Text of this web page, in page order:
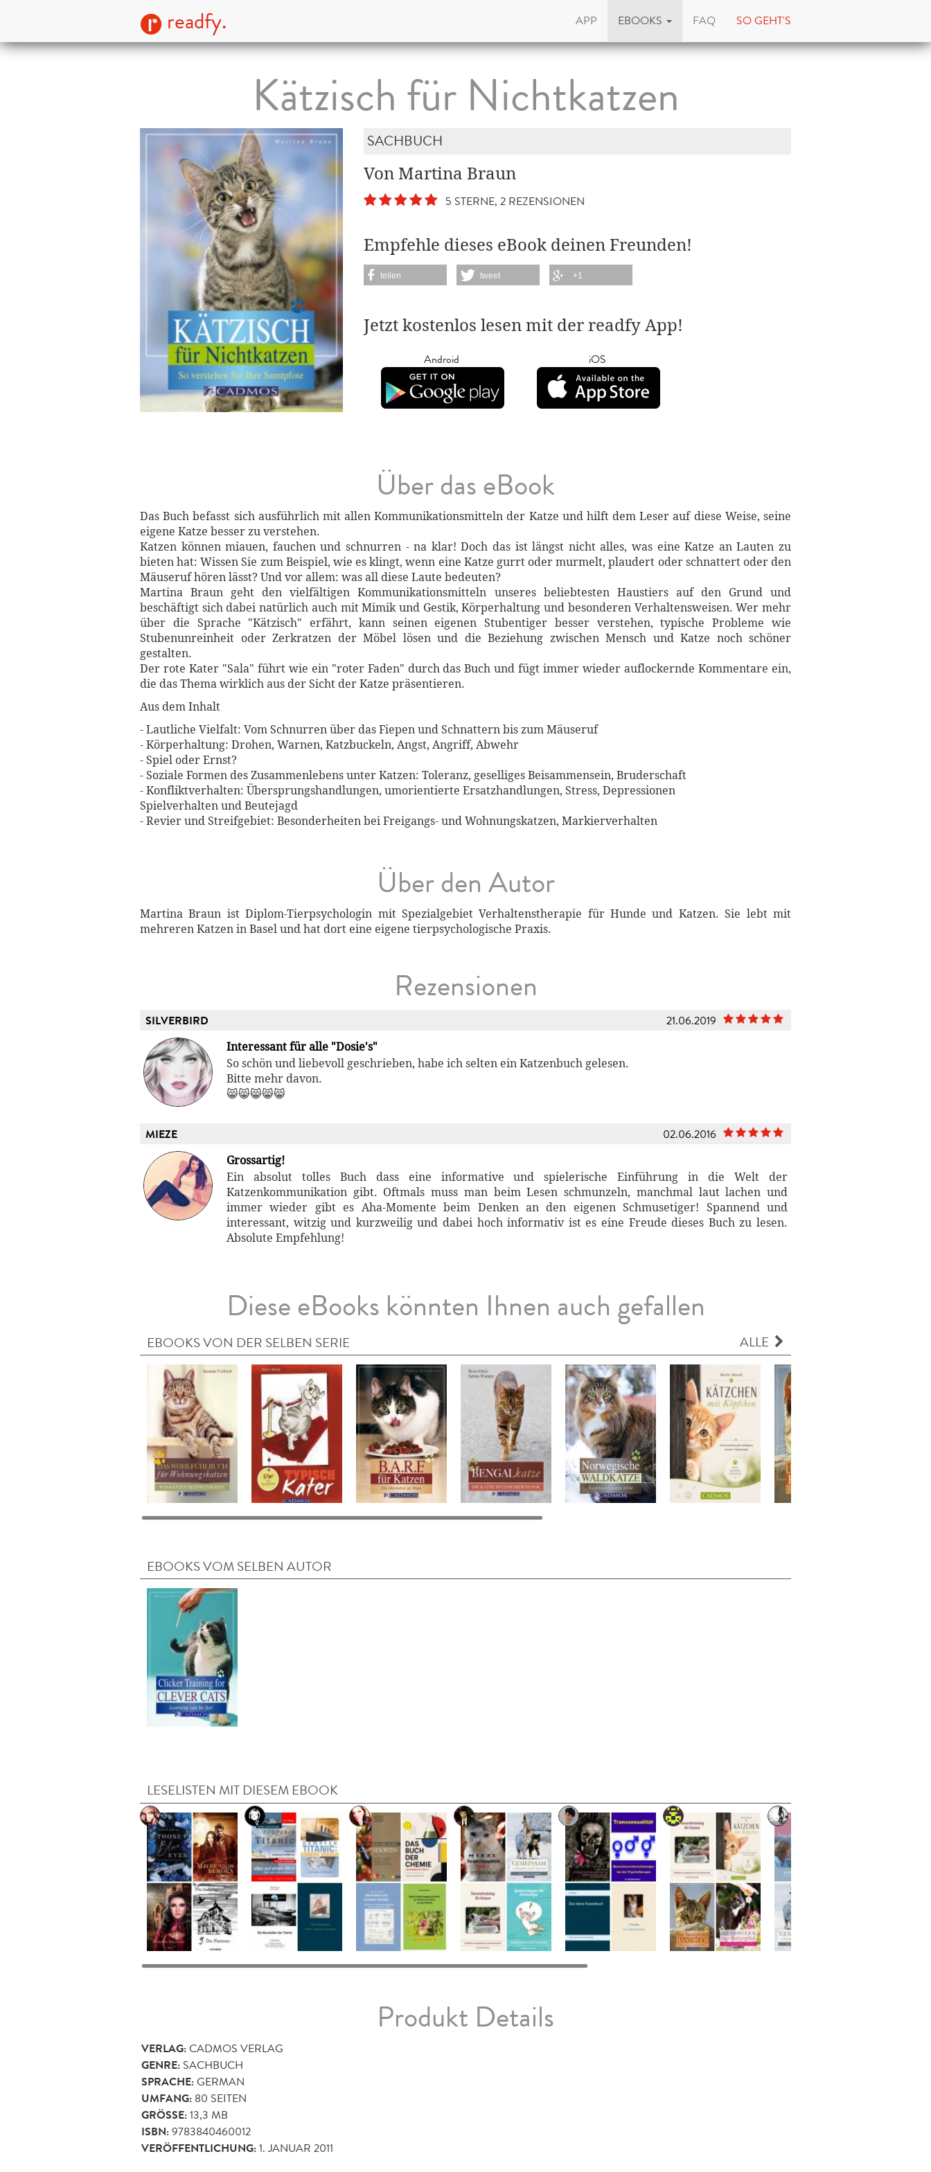
readfy. APP EBOOKS FAQ SO GEHT'S
Kätzisch für Nichtkatzen
SACHBUCH
Von Martina Braun
5 STERNE, 2 REZENSIONEN
Empfehle dieses eBook deinen Freunden!
teilen tweet +1
Jetzt kostenlos lesen mit der readfy App!
Android iOS
Über das eBook
Das Buch befasst sich ausführlich mit allen Kommunikationsmitteln der Katze und hilft dem Leser auf diese Weise, seine
eigene Katze besser zu verstehen.
Katzen können miauen, fauchen und schnurren - na klar! Doch das ist längst nicht alles, was eine Katze an Lauten zu
bieten hat: Wissen Sie zum Beispiel, wie es klingt, wenn eine Katze gurrt oder murmelt, plaudert oder schnattert oder den
Mäuseruf hören lässt? Und vor allem: was all diese Laute bedeuten?
Martina Braun geht den vielfältigen Kommunikationsmitteln unseres beliebtesten Haustiers auf den Grund und
beschäftigt sich dabei natürlich auch mit Mimik und Gestik, Körperhaltung und besonderen Verhaltensweisen. Wer mehr
über die Sprache "Kätzisch" erfährt, kann seinen eigenen Stubentiger besser verstehen, typische Probleme wie
Stubenunreinheit oder Zerkratzen der Möbel lösen und die Beziehung zwischen Mensch und Katze noch schöner
gestalten.
Der rote Kater "Sala" führt wie ein "roter Faden" durch das Buch und fügt immer wieder auflockernde Kommentare ein,
die das Thema wirklich aus der Sicht der Katze präsentieren.
Aus dem Inhalt
- Lautliche Vielfalt: Vom Schnurren über das Fiepen und Schnattern bis zum Mäuseruf
- Körperhaltung: Drohen, Warnen, Katzbuckeln, Angst, Angriff, Abwehr
- Spiel oder Ernst?
- Soziale Formen des Zusammenlebens unter Katzen: Toleranz, geselliges Beisammensein, Bruderschaft
- Konfliktverhalten: Übersprungshandlungen, umorientierte Ersatzhandlungen, Stress, Depressionen
Spielverhalten und Beutejagd
- Revier und Streifgebiet: Besonderheiten bei Freigangs- und Wohnungskatzen, Markierverhalten
Über den Autor
Martina Braun ist Diplom-Tierpsychologin mit Spezialgebiet Verhaltenstherapie für Hunde und Katzen. Sie lebt mit
mehreren Katzen in Basel und hat dort eine eigene tierpsychologische Praxis.
Rezensionen
SILVERBIRD 21.06.2019
Interessant für alle "Dosie's"
So schön und liebevoll geschrieben, habe ich selten ein Katzenbuch gelesen.
Bitte mehr davon.
😸😸😸😸😸
MIEZE 02.06.2016
Grossartig!
Ein absolut tolles Buch dass eine informative und spielerische Einführung in die Welt der
Katzenkommunikation gibt. Oftmals muss man beim Lesen schmunzeln, manchmal laut lachen und
immer wieder gibt es Aha-Momente beim Denken an den eigenen Schmusetiger! Spannend und
interessant, witzig und kurzweilig und dabei hoch informativ ist es eine Freude dieses Buch zu lesen.
Absolute Empfehlung!
Diese eBooks könnten Ihnen auch gefallen
EBOOKS VON DER SELBEN SERIE ALLE
EBOOKS VOM SELBEN AUTOR
LESELISTEN MIT DIESEM EBOOK
Produkt Details
VERLAG:CADMOS VERLAG
GENRE: SACHBUCH
SPRACHE:GERMAN
UMFANG: 80 SEITEN
GRÖSSE: 13,3 MB
ISBN:9783840460012
VERÖFFENTLICHUNG:1. JANUAR 2011